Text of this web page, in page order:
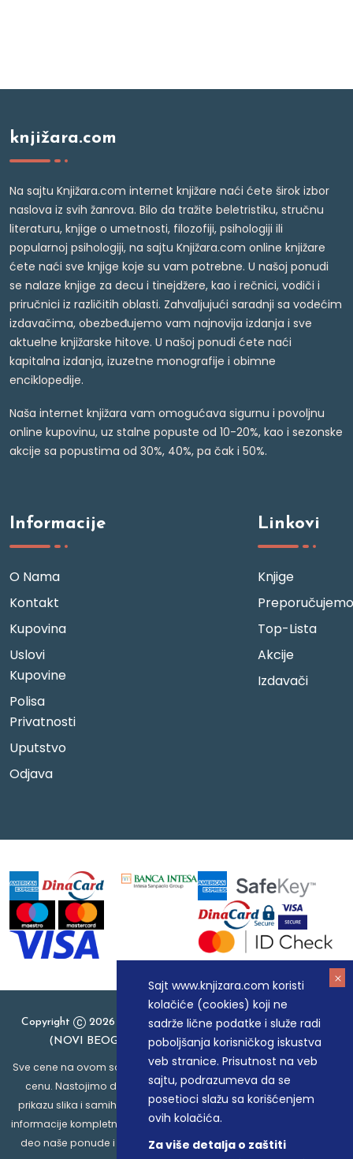
Sajt www.knjizara.com koristi
kolačiće (cookies) koji ne
sadrže lične podatke i služe radi
poboljšanja korisničkog iskustva
veb stranice. Prisutnost na veb
sajtu, podrazumeva da se
posetioci slažu sa korišćenjem
ovih kolačića.
Za više detalja o zaštiti
knjižara.com
Na sajtu Knjižara.com internet knjižare naći ćete širok izbor
naslova iz svih žanrova. Bilo da tražite beletristiku, stručnu
literaturu, knjige o umetnosti, filozofiji, psihologiji ili
popularnoj psihologiji, na sajtu Knjižara.com online knjižare
ćete naći sve knjige koje su vam potrebne. U našoj ponudi
se nalaze knjige za decu i tinejdžere, kao i rečnici, vodiči i
priručnici iz različitih oblasti. Zahvaljujući saradnji sa vodećim
izdavačima, obezbeđujemo vam najnovija izdanja i sve
aktuelne knjižarske hitove. U našoj ponudi ćete naći
kapitalna izdanja, izuzetne monografije i obimne
enciklopedije.
Naša internet knjižara vam omogućava sigurnu i povoljnu
online kupovinu, uz stalne popuste od 10-20%, kao i sezonske
akcije sa popustima od 30%, 40%, pa čak i 50%.
Informacije
O Nama
Kontakt
Kupovina
Uslovi
Kupovine
Polisa
Privatnosti
Uputstvo
Odjava
Linkovi
Knjige
Preporučujemo
Top-Lista
Akcije
Izdavači
Copyright
2026 Knjizara.com - MAKART DOO BEOGRAD
(NOVI BEOGRAD), PIB: 105184104, MB: 20337524
Sve cene na ovom sajtu iskazane su u dinarima. PDV je uračunat u
cenu. Nastojimo da budemo što precizniji u opisu proizvoda,
prikazu slika i samih cena, ali ne možemo garantovati da su sve
informacije kompletne i bez grešaka. Svi artikli prikazani na sajtu su
deo naše ponude i ne podrazumeva da su dostupni u svakom